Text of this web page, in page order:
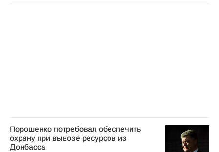
Ситуация на мировых фондовых рынках в мае 2015
Порошенко потребовал обеспечить
охрану при вывозе ресурсов из
Донбасса